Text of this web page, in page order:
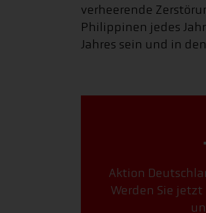
verheerende
Philippinen jedes
Jahres sein und in
Aktion
Werden Sie